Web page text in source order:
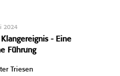
2024
- Eine
Führung
Triesen